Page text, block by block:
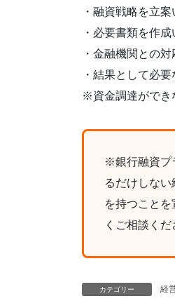
・融資戦略を立案
・必要書類を作成
・金融機関との
・結果として必
※資金調達ができ
※銀行融資プ
るだけしな
を持つこと
くご相談くだ
カテゴリー 経